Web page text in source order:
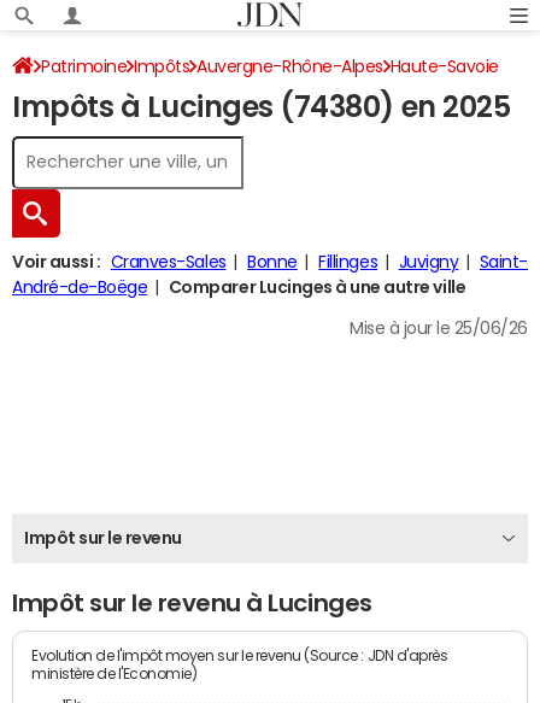
Patrimoine Impôts Auvergne-Rhône-Alpes Haute-Savoie
Lucinges Impôt sur le revenu
Impôts à Lucinges (74380) en 2025
Voir aussi : Cranves-Sales Bonne Fillinges Juvigny
Saint-
André-de-Boëge
Comparer Lucinges à une autre ville
Mise à jour le 25/06/26
Impôt sur le revenu
Impôt sur le revenu à Lucinges
Evolution de l'impôt moyen sur le revenu (Source : JDN d'après
ministère de l'Economie)